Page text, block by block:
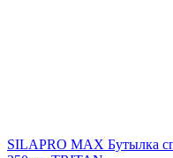
SILAPRO MAX Бутылка